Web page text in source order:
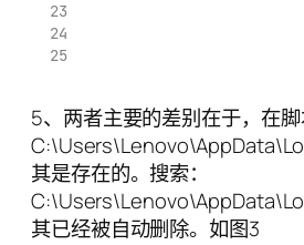
5、两者主要的差别在于，在脚
其是存在的。搜索：
其已经被自动删除。如图3